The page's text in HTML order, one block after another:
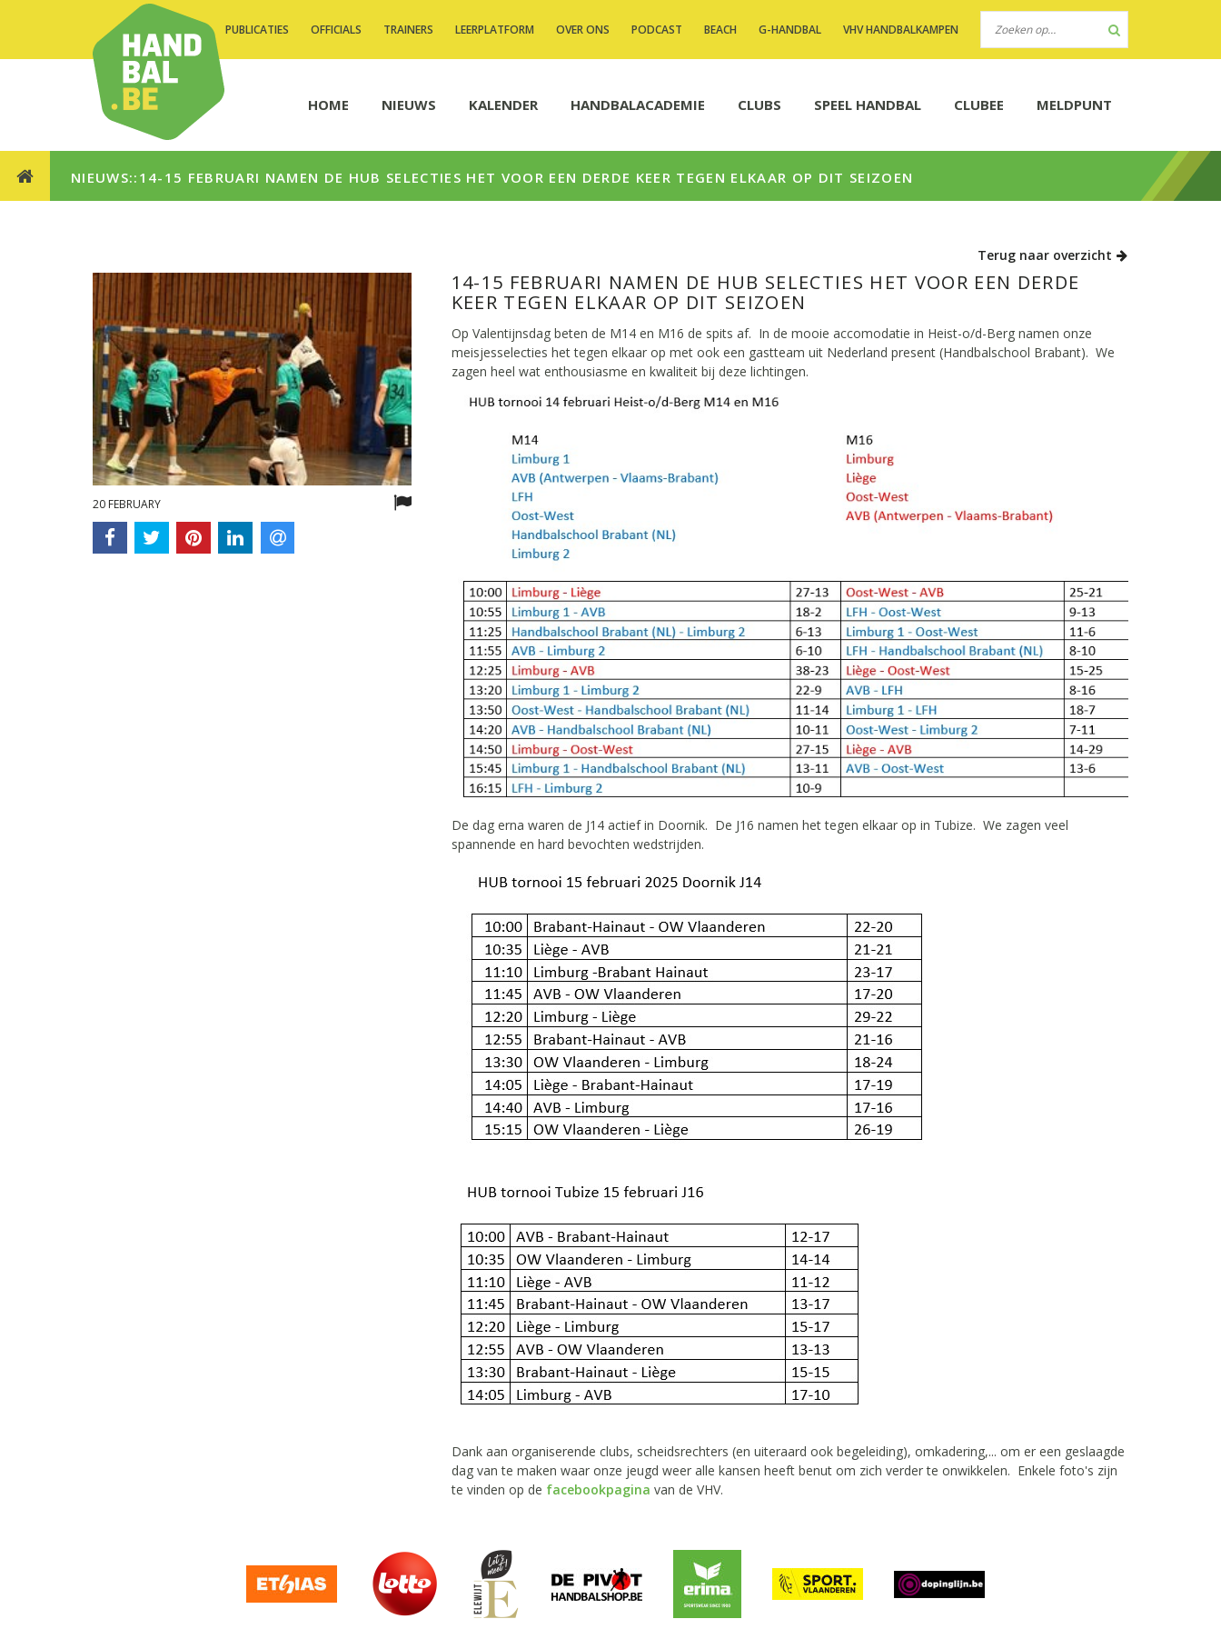
PUBLICATIES OFFICIALS TRAINERS LEERPLATFORM OVER ONS PODCAST BEACH G-HANDBAL VHV HANDBALKAMPEN
HOME NIEUWS KALENDER HANDBALACADEMIE CLUBS SPEEL HANDBAL CLUBEE MELDPUNT
NIEUWS::14-15 FEBRUARI NAMEN DE HUB SELECTIES HET VOOR EEN DERDE KEER TEGEN ELKAAR OP DIT SEIZOEN
Terug naar overzicht
20 FEBRUARY
14-15 FEBRUARI NAMEN DE HUB SELECTIES HET VOOR EEN DERDE
KEER TEGEN ELKAAR OP DIT SEIZOEN
Op Valentijnsdag beten de M14 en M16 de spits af. In de mooie accomodatie in Heist-o/d-Berg namen onze
meisjesselecties het tegen elkaar op met ook een gastteam uit Nederland present (Handbalschool Brabant). We
zagen heel wat enthousiasme en kwaliteit bij deze lichtingen.
De dag erna waren de J14 actief in Doornik. De J16 namen het tegen elkaar op in Tubize. We zagen veel
spannende en hard bevochten wedstrijden.
Dank aan organiserende clubs, scheidsrechters (en uiteraard ook begeleiding), omkadering,... om er een geslaagde
dag van te maken waar onze jeugd weer alle kansen heeft benut om zich verder te onwikkelen. Enkele foto's zijn
te vinden op de facebookpagina van de VHV.